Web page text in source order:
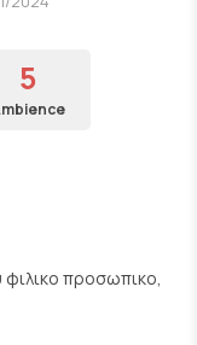
5
προσωπικο,